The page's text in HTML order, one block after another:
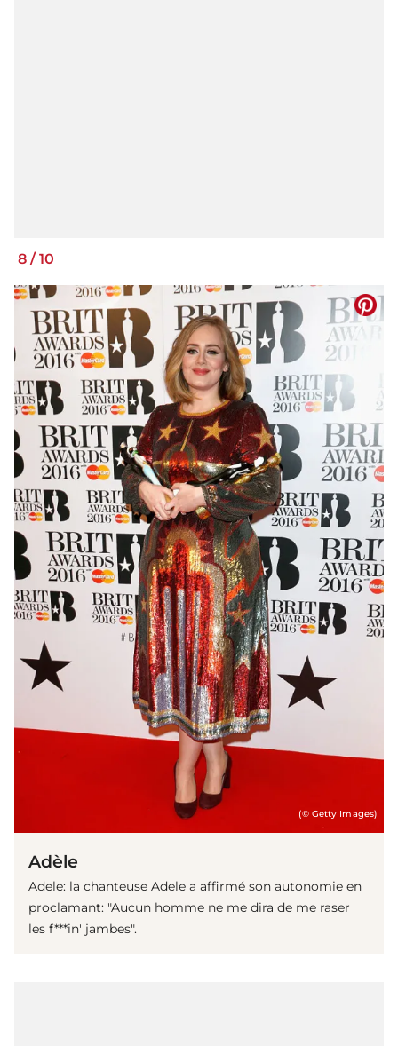
8 / 10
(© Getty Images)
Adèle
Adele: la chanteuse Adele a affirmé son autonomie en
proclamant: "Aucun homme ne me dira de me raser
les f***in' jambes".